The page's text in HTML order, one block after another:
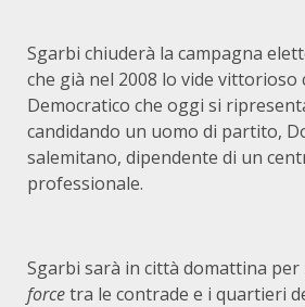
Sgarbi chiuderà la campagna
che già nel 2008 lo vide
Democratico che oggi si
candidando un uomo di partito,
salemitano, dipendente di un
professionale.
Sgarbi sarà in città domattina
forcetra le contrade e i quartieri